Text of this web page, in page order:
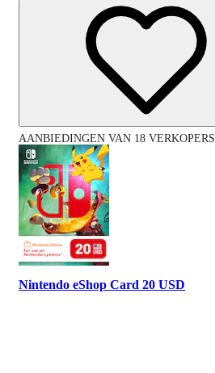
AANBIEDINGEN VAN 18 VERKOPERS
Nintendo eShop Card 20 USD